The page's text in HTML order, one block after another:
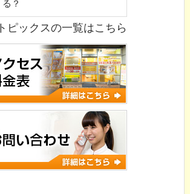
る？
トピックスの一覧はこちら